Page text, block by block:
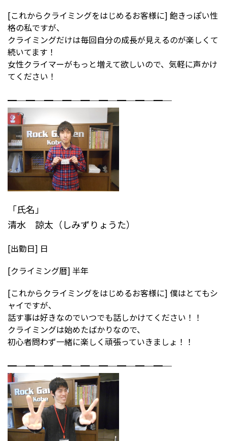
[これからクライミングをはじめるお客様に] 飽きっぽい性
格の私ですが、
クライミングだけは毎回自分の成長が見えるのが楽しくて
続いてます！
女性クライマーがもっと増えて欲しいので、気軽に声かけ
てください！
━─━─━─━─━─━─━─━─━─
「氏名」
清水 諒太（しみずりょうた）
[出勤日] 日
[クライミング暦] 半年
[これからクライミングをはじめるお客様に] 僕はとてもシ
ャイですが、
話す事は好きなのでいつでも話しかけてください！！
クライミングは始めたばかりなので、
初心者問わず一緒に楽しく頑張っていきましょ！！
━─━─━─━─━─━─━─━─━─